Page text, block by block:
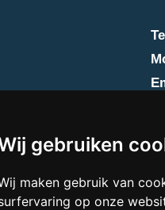
gebruiken
maken gebruik van
op onze